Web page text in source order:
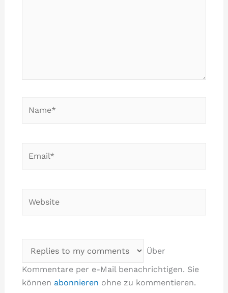
Über
Kommentare per e-Mail benachrichtigen. Sie
können abonnieren ohne zu kommentieren.